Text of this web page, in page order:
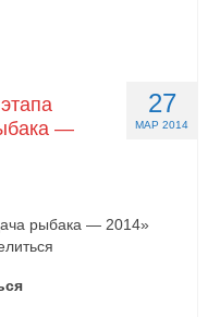
27
МАР 2014
—
рыбака — 2014»